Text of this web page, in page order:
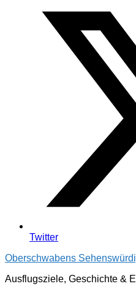
Twitter
Oberschwabens
Ausflugsziele, Geschichte &